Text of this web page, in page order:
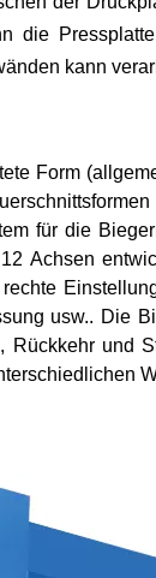
die
kann
Form
für die
Achsen
usw.. Die
Rückkehr und